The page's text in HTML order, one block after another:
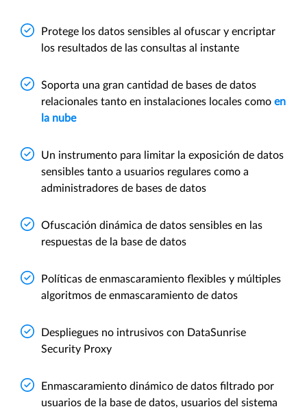
Protege los datos sensibles al ofuscar y encriptar
los resultados de las consultas al instante
Soporta una gran cantidad de bases de datos
relacionales tanto en instalaciones locales como en
la nube
Un instrumento para limitar la exposición de datos
sensibles tanto a usuarios regulares como a
administradores de bases de datos
Ofuscación dinámica de datos sensibles en las
respuestas de la base de datos
Políticas de enmascaramiento flexibles y múltiples
algoritmos de enmascaramiento de datos
Despliegues no intrusivos con DataSunrise
Security Proxy
Enmascaramiento dinámico de datos filtrado por
usuarios de la base de datos, usuarios del sistema